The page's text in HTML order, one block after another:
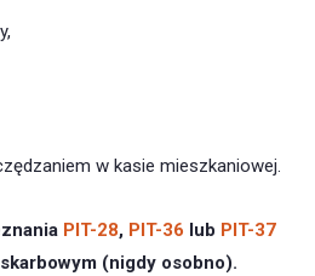
w kasie mieszkaniowej.
PIT-28, PIT-36 lub PIT-37
(nigdy osobno).